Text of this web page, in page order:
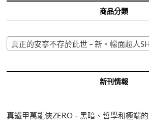
商品分類
真正的安寧不存於此世 – 新・幪面超人
新刊情報
真鐵甲萬能俠ZERO – 黑暗、哲學和極端